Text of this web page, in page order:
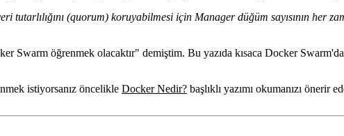
tutarlılığını (quorum) koruyabilmesi için Manager düğüm sayısının her
Swarm öğrenmek olacaktır" demiştim. Bu yazıda kısaca Docker
istiyorsanız öncelikle Docker Nedir? başlıklı yazımı okumanızı önerir